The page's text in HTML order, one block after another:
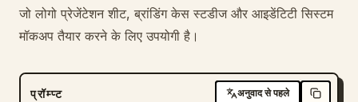
प्रॉम्प्ट
मूल्य निर्धारण
जो लोगो प्रेजेंटेशन शीट, ब्रांडिंग केस स्टडीज और आइडेंटिटी सिस्टम
मॉकअप तैयार करने के लिए उपयोगी है।
प्रॉम्प्ट अनुवाद से पहले